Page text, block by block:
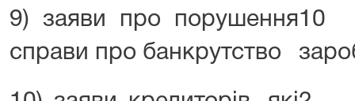
9) заяви про порушення
справи про банкрутство
10